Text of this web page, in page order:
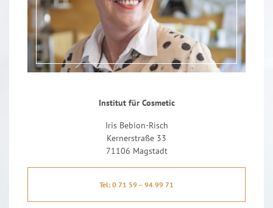
Institut für Cosmetic
Iris Bebion-Risch
Kernerstraße 33
71106 Magstadt
Tel: 0 71 59 – 94 99 71